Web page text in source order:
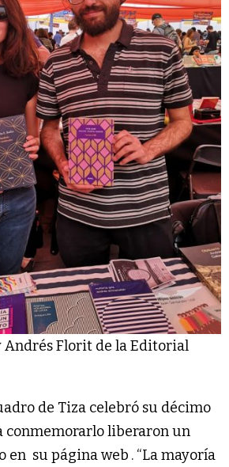
Andrés Florit de la Editorial
de Tiza celebró su décimo
conmemorarlo liberaron un
en su página web . “La mayoría